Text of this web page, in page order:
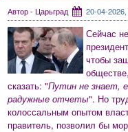
Автор - Царьград 20-04-
Сейчас
чтобы
сказать: "Путин не знает,
радужные отчеты". Но
колоссальным опытом
правитель, позволил бы